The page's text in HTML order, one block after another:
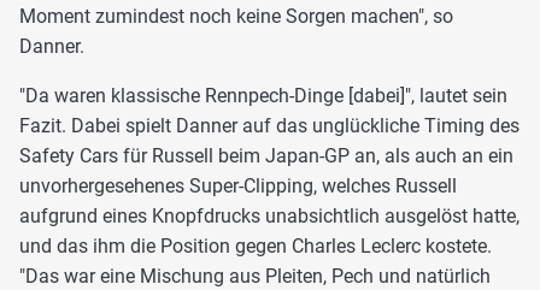
Moment zumindest noch keine Sorgen machen", so
Danner.
"Da waren klassische Rennpech-Dinge [dabei]", lautet sein
Fazit. Dabei spielt Danner auf das unglückliche Timing des
Safety Cars für Russell beim Japan-GP an, als auch an ein
unvorhergesehenes Super-Clipping, welches Russell
aufgrund eines Knopfdrucks unabsichtlich ausgelöst hatte,
und das ihm die Position gegen Charles Leclerc kostete.
"Das war eine Mischung aus Pleiten, Pech und natürlich